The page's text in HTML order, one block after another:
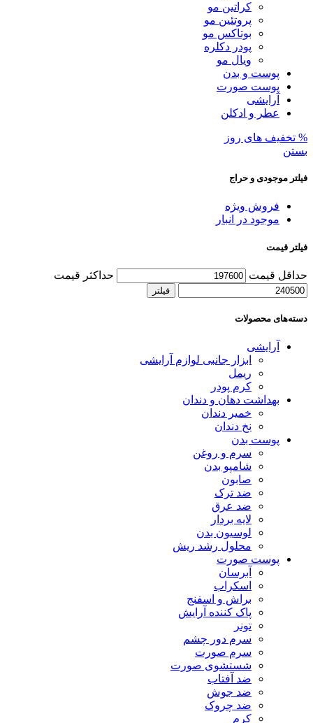
کراتین مو
پروتئین مو
بوتاکس مو
پودر دکلره
ویال مو
پوست و بدن
پوست صورت
آرایشی
عطر و ادکلن
% تخفیف های روز
بستن
فیلتر موجودی و حراج
فروش ویژه
موجود در انبار
فیلتر قیمت
حداقل قیمت حداکثر قیمت
فیلتر
دسته‌های محصولات
آرایشی
ابزار جانبی لوازم آرایشی
ریمل
کرم پودر
بهداشت دهان و دندان
خمیر دندان
نخ دندان
پوست بدن
سرم و روغن
شامپو بدن
صابون
ضد ترک
ضد عرق
لایه بردار
لوسیون بدن
محلول رشد ریش
پوست صورت
آبرسان
اسکراب
براش و اسفنج
پاک کننده آرایش
تونر
سرم دور چشم
سرم صورت
شستشوی صورت
ضد آفتاب
ضد جوش
ضد چروک
کرم